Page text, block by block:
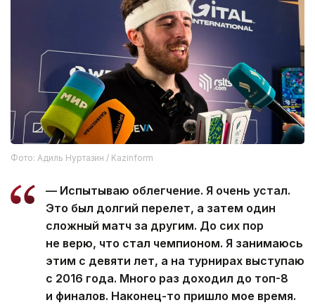
Фото: Адиль Нуртазин / Kazinform
— Испытываю облегчение. Я очень устал.
Это был долгий перелет, а затем один
сложный матч за другим. До сих пор
не верю, что стал чемпионом. Я занимаюсь
этим с девяти лет, а на турнирах выступаю
с 2016 года. Много раз доходил до топ-8
и финалов. Наконец-то пришло мое время.